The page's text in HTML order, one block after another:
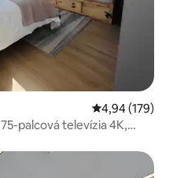
Priemerné
4,94 (179)
palcová televízia 4K,